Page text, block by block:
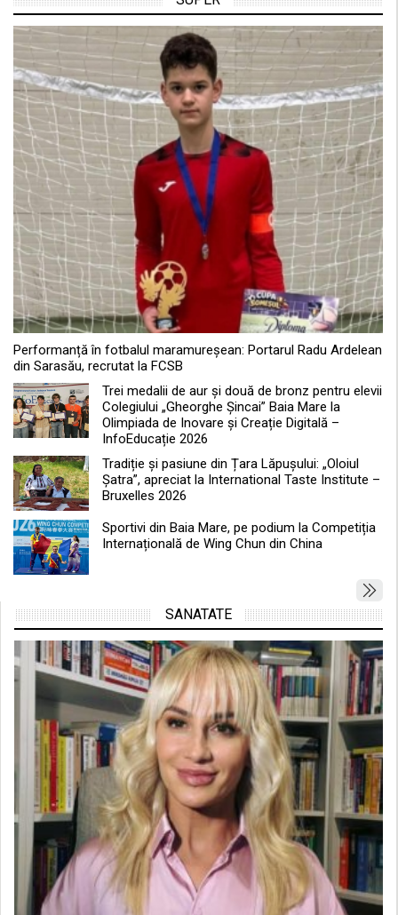
Performanță în fotbalul maramureșean: Portarul Radu Ardelean
din Sarasău, recrutat la FCSB
Trei medalii de aur și două de bronz pentru elevii
Colegiului „Gheorghe Șincai” Baia Mare la
Olimpiada de Inovare și Creație Digitală –
InfoEducație 2026
Tradiție și pasiune din Țara Lăpușului: „Oloiul
Șatra”, apreciat la International Taste Institute –
Bruxelles 2026
Sportivi din Baia Mare, pe podium la Competiția
Internațională de Wing Chun din China
SANATATE